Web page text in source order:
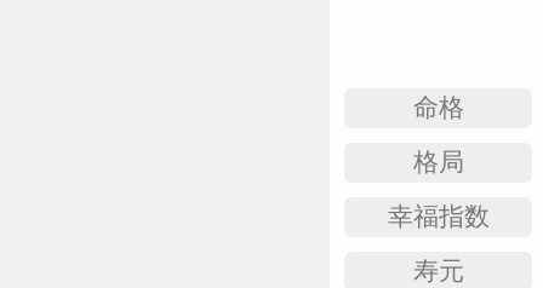
命格
格局
幸福指数
寿元